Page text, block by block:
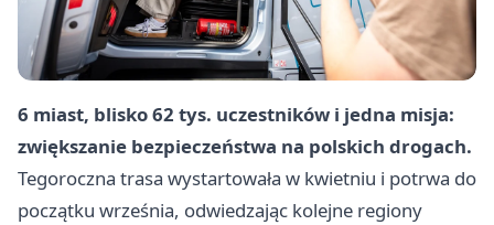
6 miast, blisko 62 tys. uczestników i jedna misja:
zwiększanie bezpieczeństwa na polskich drogach.
Tegoroczna trasa wystartowała w kwietniu i potrwa do
początku września, odwiedzając kolejne regiony